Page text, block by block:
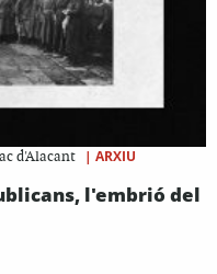
d'Alacant | ARXIU
l'embrió del